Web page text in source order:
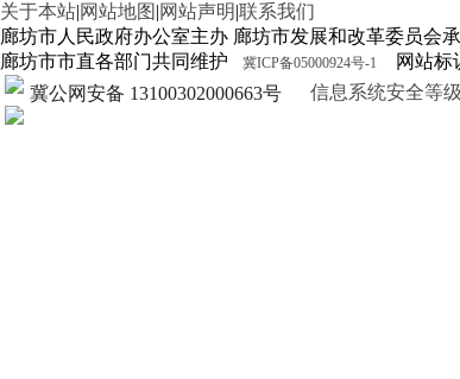
关于本站|网站地图 |网站声明|联系我们
廊坊市人民政府办公室主办 廊坊市发展和改革委员会
廊坊市市直各部门共同维护
冀ICP备05000924号-1
网站标
冀公网安备 13100302000663号
信息系统安全等